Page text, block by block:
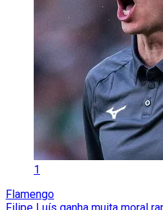
1
Flamengo